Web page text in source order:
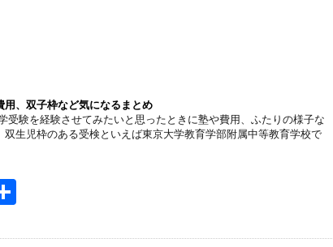
用、双子枠など気になるまとめ
受験を経験させてみたいと思ったときに塾や費用、ふたりの様子な
双生児枠のある受検といえば東京大学教育学部附属中等教育学校で